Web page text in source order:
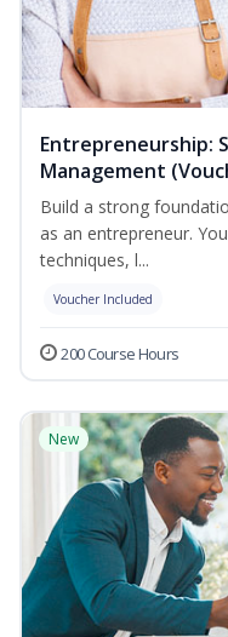
Entrepreneurship:
Management
Build a strong
as an entrepreneur.
techniques, l...
Voucher Included
200 Course Hours
New